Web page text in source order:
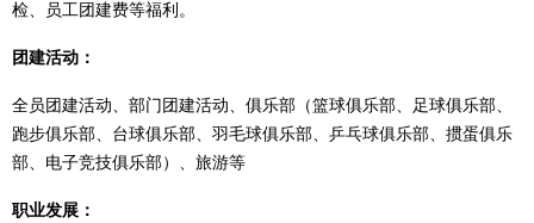
检、员工团建费等福利。
团建活动：
全员团建活动、部门团建活动、俱乐部（篮球俱乐部、足球俱乐部、
跑步俱乐部、台球俱乐部、羽毛球俱乐部、乒乓球俱乐部、掼蛋俱乐
部、电子竞技俱乐部）、旅游等
职业发展：